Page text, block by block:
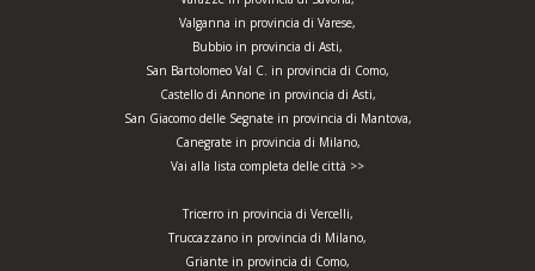
Valganna in provincia di Varese,
Bubbio in provincia di Asti,
San Bartolomeo Val C. in provincia di Como,
Castello di Annone in provincia di Asti,
San Giacomo delle Segnate in provincia di Mantova,
Canegrate in provincia di Milano,
Vai alla lista completa delle città >>
Tricerro in provincia di Vercelli,
Truccazzano in provincia di Milano,
Griante in provincia di Como,